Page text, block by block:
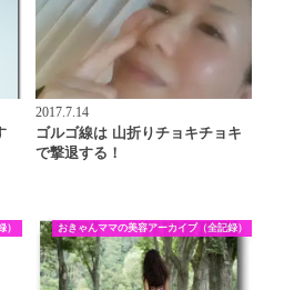
2017.7.14
ゴルゴ線は 山折りチョキチョキ
で撃退する！
） おきゃんママの美容アーカイブ（全記録）